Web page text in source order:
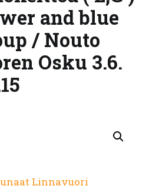
and blue
/ Nouto
Osku 3.6.
Linnavuori